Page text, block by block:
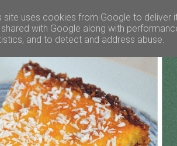
site uses cookies from Google to deliver
with Google along with
and to detect and address abuse.